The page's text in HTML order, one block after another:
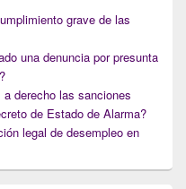
grave de las
una denuncia por presunta
derecho las sanciones
de Estado de Alarma?
legal de desempleo en